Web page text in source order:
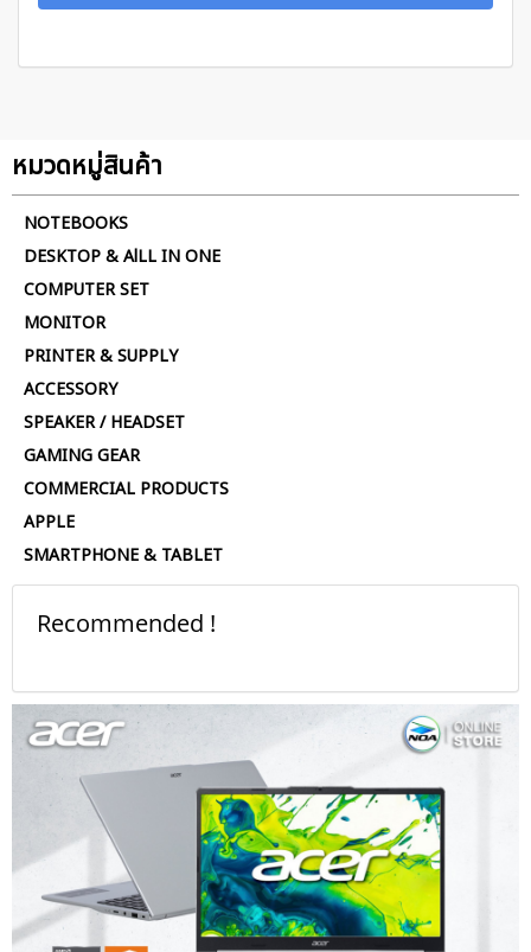
หมวดหมู่สินค้า
NOTEBOOKS
DESKTOP & AlLL IN ONE
COMPUTER SET
MONITOR
PRINTER & SUPPLY
ACCESSORY
SPEAKER / HEADSET
GAMING GEAR
COMMERCIAL PRODUCTS
APPLE
SMARTPHONE & TABLET
Recommended !